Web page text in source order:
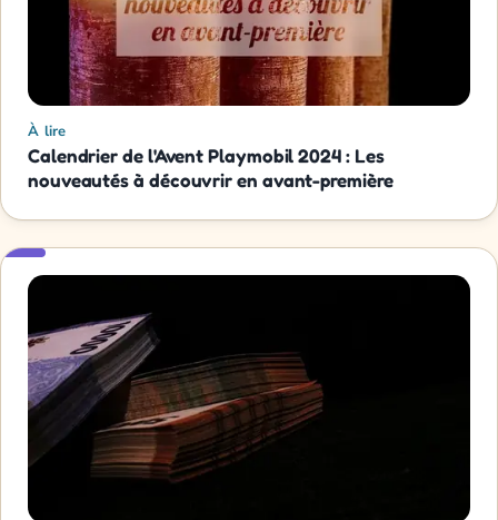
À lire
Calendrier de l'Avent Playmobil 2024 : Les
nouveautés à découvrir en avant-première